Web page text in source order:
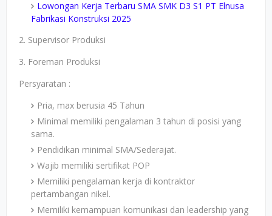
Lowongan Kerja Terbaru SMA SMK D3 S1 PT Elnusa
Fabrikasi Konstruksi 2025
2. Supervisor Produksi
3. Foreman Produksi
Persyaratan :
Pria, max berusia 45 Tahun
Minimal memiliki pengalaman 3 tahun di posisi yang
sama.
Pendidikan minimal SMA/Sederajat.
Wajib memiliki sertifikat POP
Memiliki pengalaman kerja di kontraktor
pertambangan nikel.
Memiliki kemampuan komunikasi dan leadership yang